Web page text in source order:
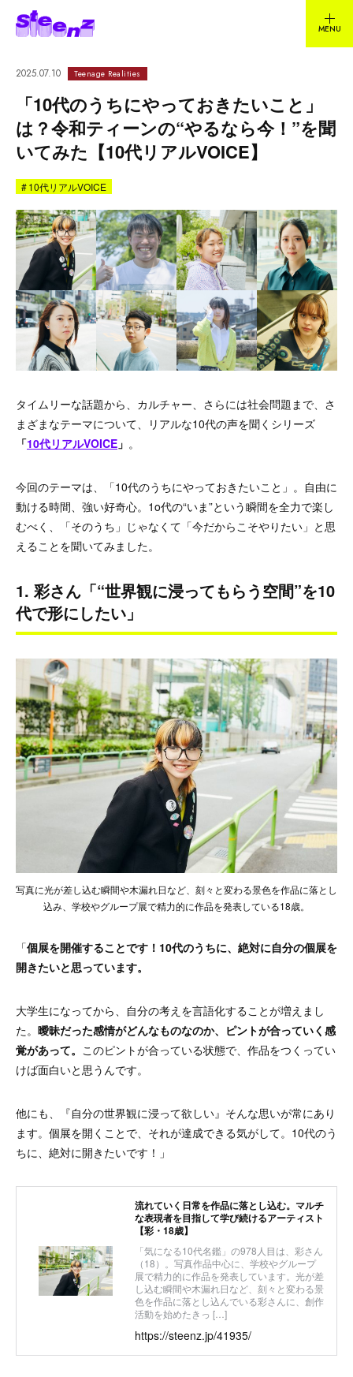
2025.07.10 Teenage Realities
「10代のうちにやっておきたいこと」
は？令和ティーンの“やるなら今！”を聞
いてみた【10代リアルVOICE】
#10代リアルVOICE
タイムリーな話題から、カルチャー、さらには社会問題まで、さ
まざまなテーマについて、リアルな10代の声を聞くシリーズ
「10代リアルVOICE 」 。
今回のテーマは、「10代のうちにやっておきたいこと」。自由に
動ける時間、強い好奇心。1o代の“いま”という瞬間を全力で楽し
むべく、「そのうち」じゃなくて「今だからこそやりたい」と思
えることを聞いてみました。
1. 彩さん「“世界観に浸ってもらう空間”を10
代で形にしたい」
写真に光が差し込む瞬間や木漏れ日など、刻々と変わる景色を作品に落とし
込み、学校やグループ展で精力的に作品を発表している18歳。
「個展を開催することです！10代のうちに、絶対に自分の個展を
開きたいと思っています。
大学生になってから、自分の考えを言語化することが増えまし
た。 曖昧だった感情がどんなものなのか、ピントが合っていく感
覚があって。 このピントが合っている状態で、作品をつくってい
けば面白いと思うんです。
他にも、『自分の世界観に浸って欲しい』そんな思いが常にあり
ます。個展を開くことで、それが達成できる気がして。10代のう
ちに、絶対に開きたいです！」
流れていく日常を作品に落とし込む。マルチ
な表現者を目指して学び続けるアーティスト
【彩・18歳】
「気になる10代名鑑」の978人目は、彩さん
（18）。写真作品中心に、学校やグループ
展で精力的に作品を発表しています。光が差
し込む瞬間や木漏れ日など、刻々と変わる景
色を作品に落とし込んでいる彩さんに、創作
活動を始めたきっ […]
https://steenz.jp/41935/